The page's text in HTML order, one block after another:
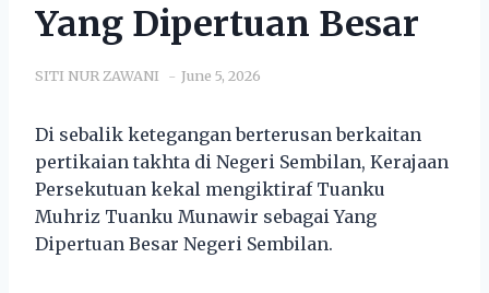
Yang Dipertuan Besar
SITI NUR ZAWANI June 5, 2026
Di sebalik ketegangan berterusan berkaitan
pertikaian takhta di Negeri Sembilan, Kerajaan
Persekutuan kekal mengiktiraf Tuanku
Muhriz Tuanku Munawir sebagai Yang
Dipertuan Besar Negeri Sembilan.